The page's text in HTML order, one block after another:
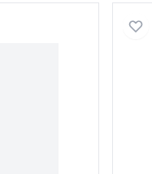
Homme Plaqué Or figaro